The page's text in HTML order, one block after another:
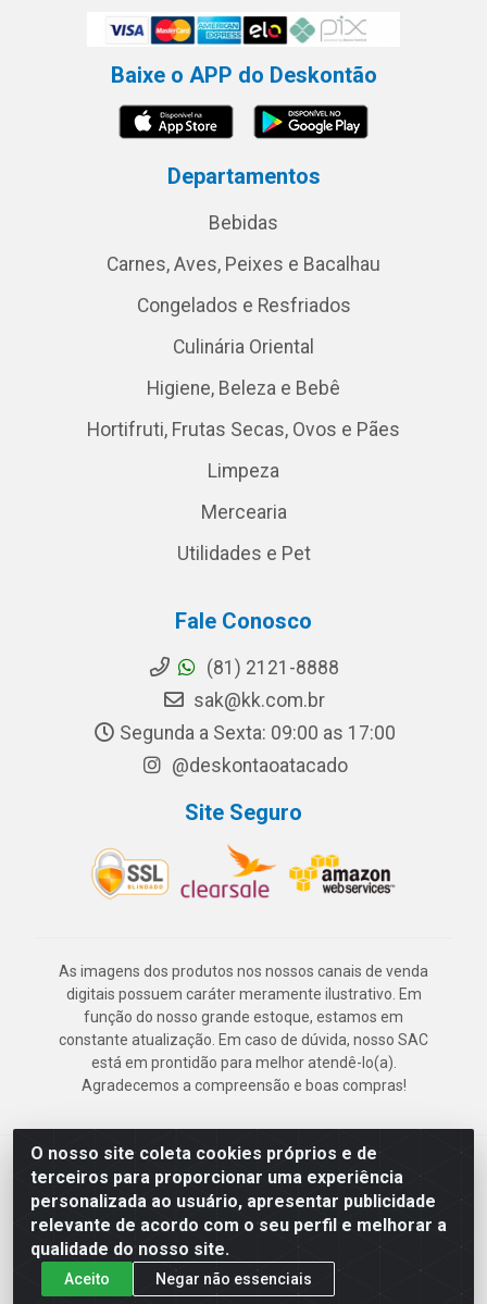
O nosso site coleta cookies próprios e de
terceiros para proporcionar uma experiência
personalizada ao usuário, apresentar publicidade
relevante de acordo com o seu perfil e melhorar a
qualidade do nosso site.
Aceito Negar não essenciais
Baixe o APP do Deskontão
Departamentos
Bebidas
Carnes, Aves, Peixes e Bacalhau
Congelados e Resfriados
Culinária Oriental
Higiene, Beleza e Bebê
Hortifruti, Frutas Secas, Ovos e Pães
Limpeza
Mercearia
Utilidades e Pet
Fale Conosco
(81) 2121-8888
sak@kk.com.br
Segunda a Sexta: 09:00 as 17:00
@deskontaoatacado
Site Seguro
As imagens dos produtos nos nossos canais de venda
digitais possuem caráter meramente ilustrativo. Em
função do nosso grande estoque, estamos em
constante atualização. Em caso de dúvida, nosso SAC
está em prontidão para melhor atendê-lo(a).
Agradecemos a compreensão e boas compras!
Deskontão Atacado - Av. Marechal Mascarenhas de Morais, 2471 -
Imbiribeira - Recife/PE - CEP 51.150-001 - CNPJ 24.150.377/0003-
57